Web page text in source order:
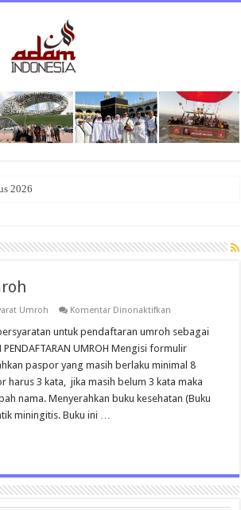
2026
Umroh Komentar Dinonaktifkan
Umroh
untuk pendaftaran umroh sebagai
PENDAFTARAN UMROH Mengisi formulir
paspor yang masih berlaku minimal 8
harus 3 kata, jika masih belum 3 kata maka
nama. Menyerahkan buku kesehatan (Buku
miningitis. Buku ini …